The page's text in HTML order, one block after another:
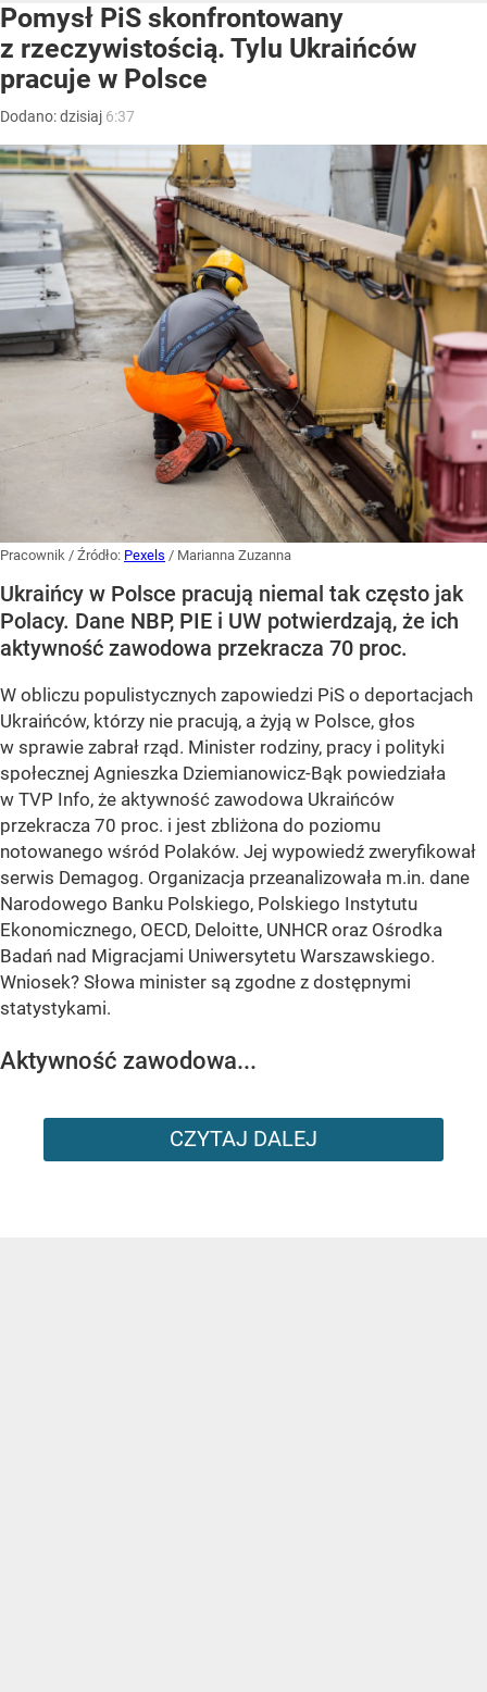
Pomysł PiS skonfrontowany
z rzeczywistością. Tylu Ukraińców
pracuje w Polsce
Dodano:dzisiaj 6:37
Pracownik / Źródło: Pexels / Marianna Zuzanna
Ukraińcy w Polsce pracują niemal tak często jak
Polacy. Dane NBP, PIE i UW potwierdzają, że ich
aktywność zawodowa przekracza 70 proc.
W obliczu populistycznych zapowiedzi PiS o deportacjach
Ukraińców, którzy nie pracują, a żyją w Polsce, głos
w sprawie zabrał rząd. Minister rodziny, pracy i polityki
społecznej Agnieszka Dziemianowicz-Bąk powiedziała
w TVP Info, że aktywność zawodowa Ukraińców
przekracza 70 proc. i jest zbliżona do poziomu
notowanego wśród Polaków. Jej wypowiedź zweryfikował
serwis Demagog. Organizacja przeanalizowała m.in. dane
Narodowego Banku Polskiego, Polskiego Instytutu
Ekonomicznego, OECD, Deloitte, UNHCR oraz Ośrodka
Badań nad Migracjami Uniwersytetu Warszawskiego.
Wniosek? Słowa minister są zgodne z dostępnymi
statystykami.
Aktywność zawodowa...
CZYTAJ DALEJ